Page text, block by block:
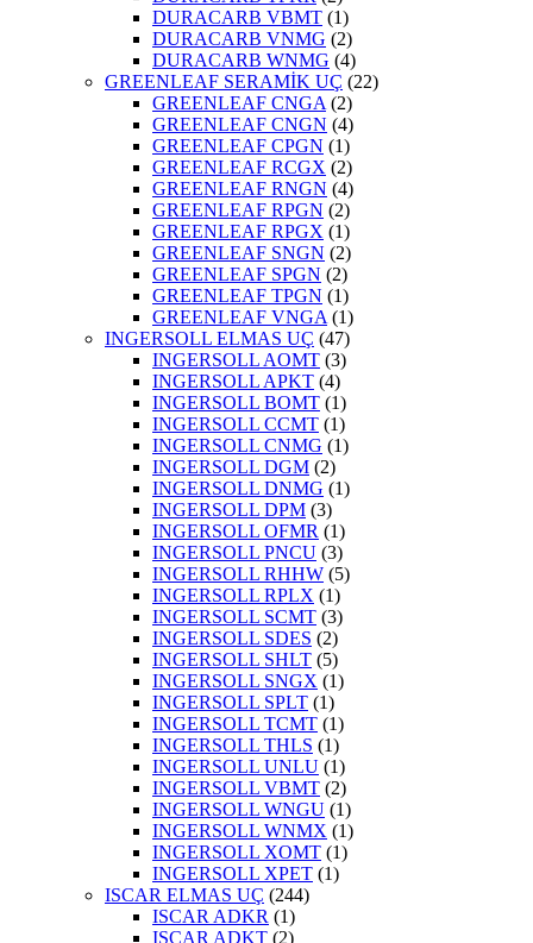
DURACARB VBMT (1)
DURACARB VNMG (2)
DURACARB WNMG (4)
GREENLEAF SERAMİK UÇ (22)
GREENLEAF CNGA (2)
GREENLEAF CNGN (4)
GREENLEAF CPGN (1)
GREENLEAF RCGX (2)
GREENLEAF RNGN (4)
GREENLEAF RPGN (2)
GREENLEAF RPGX (1)
GREENLEAF SNGN (2)
GREENLEAF SPGN (2)
GREENLEAF TPGN (1)
GREENLEAF VNGA (1)
INGERSOLL ELMAS UÇ (47)
INGERSOLL AOMT (3)
INGERSOLL APKT (4)
INGERSOLL BOMT (1)
INGERSOLL CCMT (1)
INGERSOLL CNMG (1)
INGERSOLL DGM (2)
INGERSOLL DNMG (1)
INGERSOLL DPM (3)
INGERSOLL OFMR (1)
INGERSOLL PNCU (3)
INGERSOLL RHHW (5)
INGERSOLL RPLX (1)
INGERSOLL SCMT (3)
INGERSOLL SDES (2)
INGERSOLL SHLT (5)
INGERSOLL SNGX (1)
INGERSOLL SPLT (1)
INGERSOLL TCMT (1)
INGERSOLL THLS (1)
INGERSOLL UNLU (1)
INGERSOLL VBMT (2)
INGERSOLL WNGU (1)
INGERSOLL WNMX (1)
INGERSOLL XOMT (1)
INGERSOLL XPET (1)
ISCAR ELMAS UÇ (244)
ISCAR ADKR (1)
ISCAR ADKT (2)